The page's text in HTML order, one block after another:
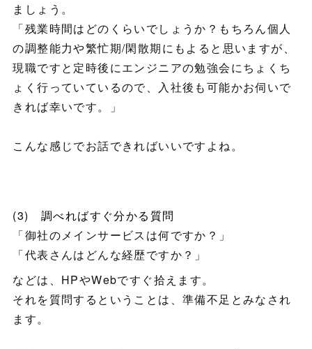
ましょう。
「残業時間はどのくらいでしょうか？もちろん個人
の調整能力や繁忙期/閑散期にもよると思いますが、
現職ですと定時後にエンジニアの勉強会にちょくち
ょく行っていているので、入社後も可能かお伺いで
きれば幸いです。」
こんな感じでお話できればいいですよね。
(3) 調べればすぐ分かる質問
「御社のメインサービスは何ですか？」
「代表さんはどんな経歴ですか？」
などは、HPやWebですぐ拾えます。
それを質問するということは、準備不足とみなされ
ます。